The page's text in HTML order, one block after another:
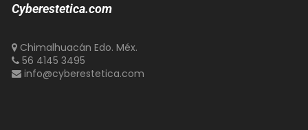
Cyberestetica.com
Chimalhuacán Edo. Méx.
56 4145 3495
info@cyberestetica.com